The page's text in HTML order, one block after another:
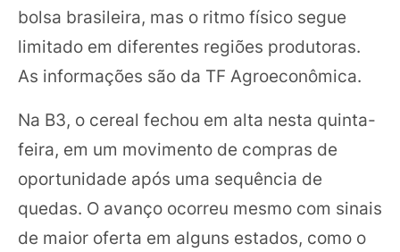
bolsa brasileira, mas o ritmo físico segue
limitado em diferentes regiões produtoras.
As informações são da TF Agroeconômica.
Na B3, o cereal fechou em alta nesta quinta-
feira, em um movimento de compras de
oportunidade após uma sequência de
quedas. O avanço ocorreu mesmo com sinais
de maior oferta em alguns estados, como o